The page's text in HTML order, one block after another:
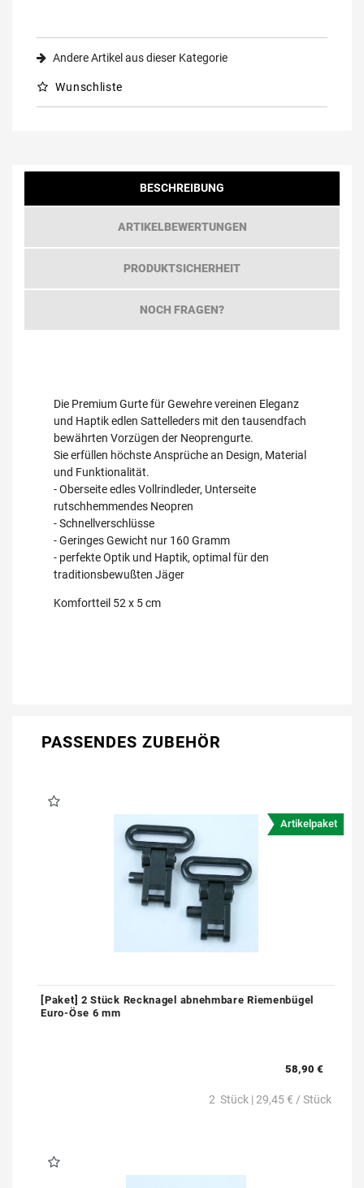
Andere Artikel aus dieser Kategorie
Wunschliste
BESCHREIBUNG
ARTIKELBEWERTUNGEN
PRODUKTSICHERHEIT
NOCH FRAGEN?
Die Premium Gurte für Gewehre vereinen Eleganz
und Haptik edlen Sattelleders mit den tausendfach
bewährten Vorzügen der Neoprengurte.
Sie erfüllen höchste Ansprüche an Design, Material
und Funktionalität.
- Oberseite edles Vollrindleder, Unterseite
rutschhemmendes Neopren
- Schnellverschlüsse
- Geringes Gewicht nur 160 Gramm
- perfekte Optik und Haptik, optimal für den
traditionsbewußten Jäger
Komfortteil 52 x 5 cm
PASSENDES ZUBEHÖR
Artikelpaket
[Paket] 2 Stück Recknagel abnehmbare Riemenbügel
Euro-Öse 6 mm
58,90 €
2 Stück | 29,45 € / Stück